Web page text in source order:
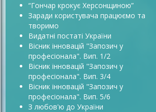
“Гончар крокує Херсонщиною”
Заради користувача працюємо та
творимо
Видатні постаті України
Вісник інновацій "Запозич у
професіонала". Вип. 1/2
Вісник інновацій "Запозич у
професіонала". Вип. 3/4
Вісник інновацій "Запозич у
професіонала". Вип. 5/6
З любов'ю до України